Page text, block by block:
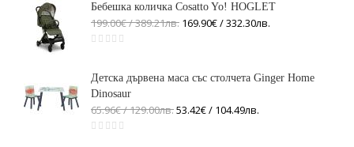
Бебешка количка Cosatto Yo! HOGLET
199.00€ / 389.21лв. 169.90€ / 332.30лв.
Детска дървена маса със столчета Ginger Home
Dinosaur
65.96€ / 129.00лв.53.42€ / 104.49лв.